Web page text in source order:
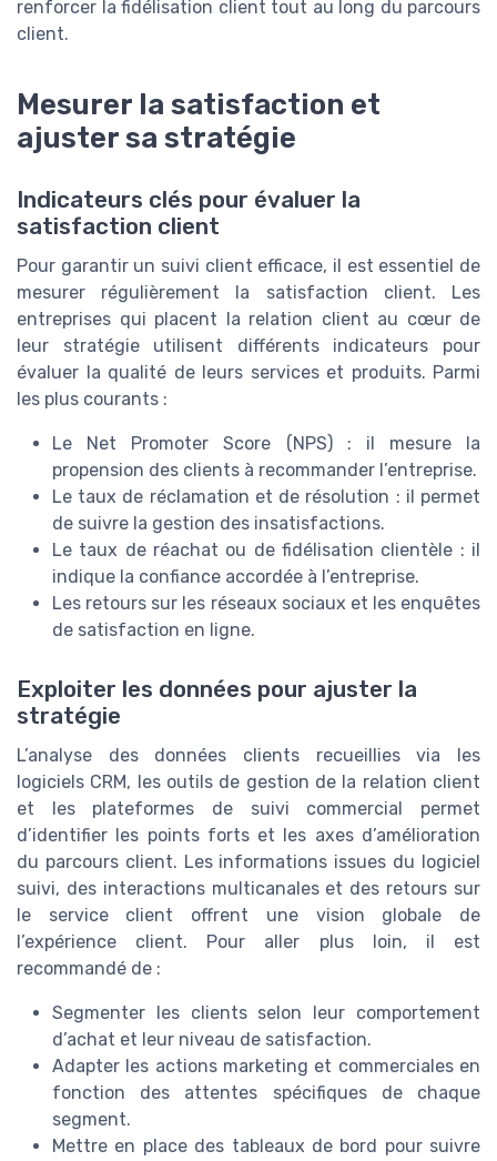
renforcer la fidélisation client tout au long du parcours
client.
Mesurer la satisfaction et
ajuster sa stratégie
Indicateurs clés pour évaluer la
satisfaction client
Pour garantir un suivi client efficace, il est essentiel de
mesurer régulièrement la satisfaction client. Les
entreprises qui placent la relation client au cœur de
leur stratégie utilisent différents indicateurs pour
évaluer la qualité de leurs services et produits. Parmi
les plus courants :
Le Net Promoter Score (NPS) : il mesure la
propension des clients à recommander l’entreprise.
Le taux de réclamation et de résolution : il permet
de suivre la gestion des insatisfactions.
Le taux de réachat ou de fidélisation clientèle : il
indique la confiance accordée à l’entreprise.
Les retours sur les réseaux sociaux et les enquêtes
de satisfaction en ligne.
Exploiter les données pour ajuster la
stratégie
L’analyse des données clients recueillies via les
logiciels CRM, les outils de gestion de la relation client
et les plateformes de suivi commercial permet
d’identifier les points forts et les axes d’amélioration
du parcours client. Les informations issues du logiciel
suivi, des interactions multicanales et des retours sur
le service client offrent une vision globale de
l’expérience client. Pour aller plus loin, il est
recommandé de :
Segmenter les clients selon leur comportement
d’achat et leur niveau de satisfaction.
Adapter les actions marketing et commerciales en
fonction des attentes spécifiques de chaque
segment.
Mettre en place des tableaux de bord pour suivre